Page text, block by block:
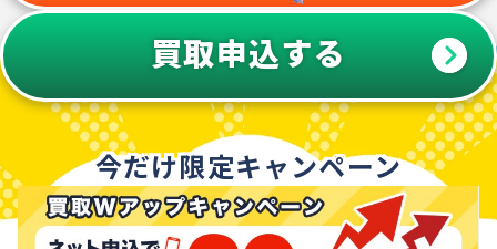
買取申込する
今だけ限定キャンペーン